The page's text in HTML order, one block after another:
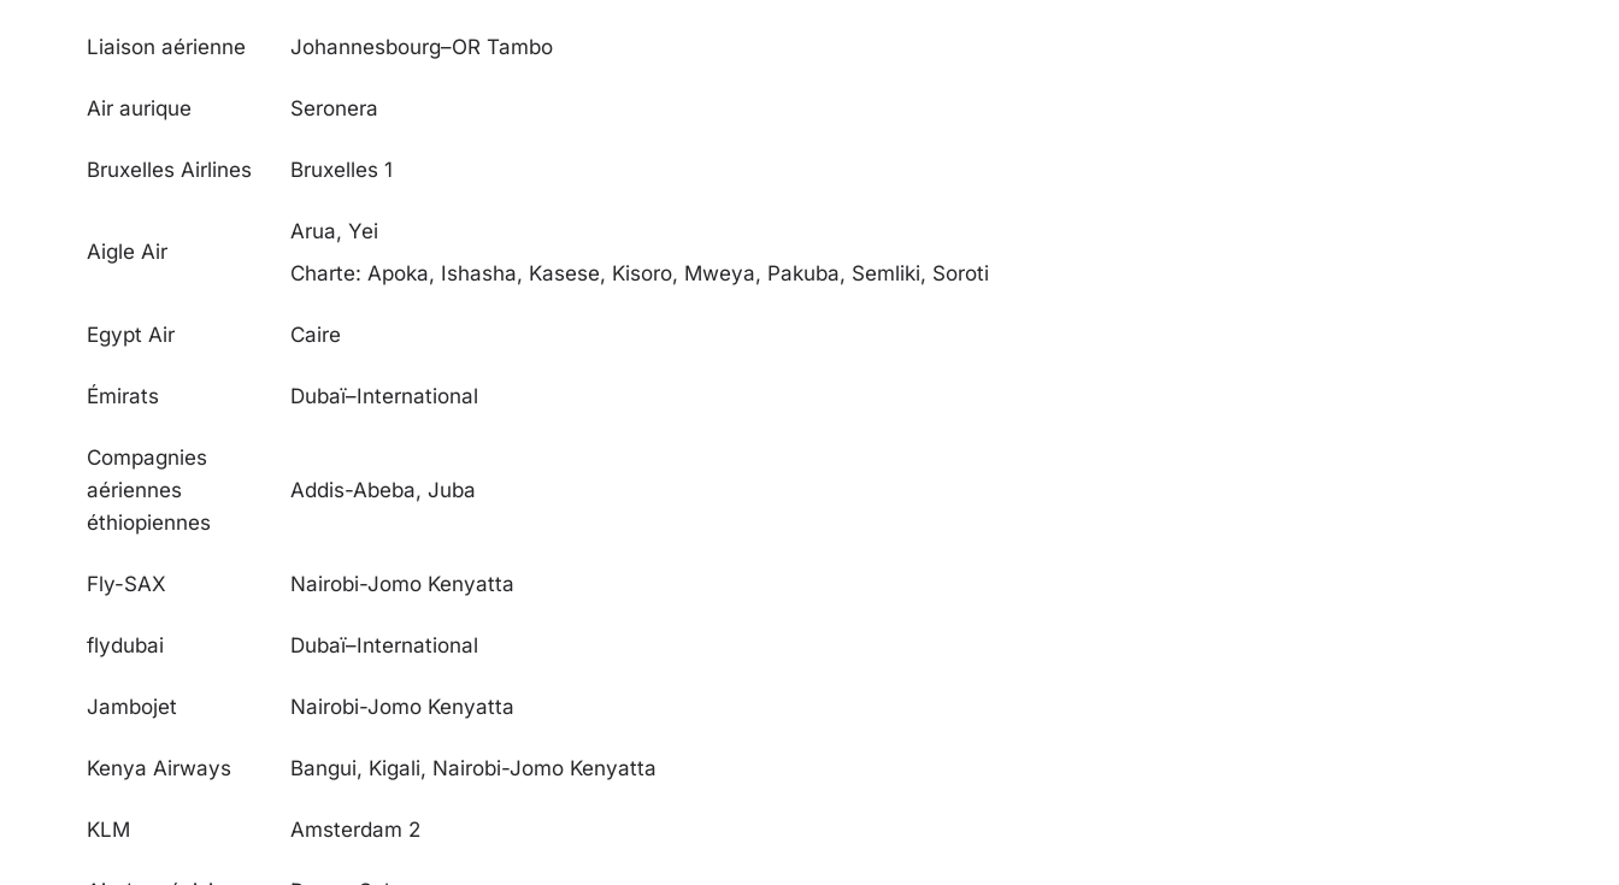
Liaison aérienne Johannesbourg–OR Tambo
Air aurique Seronera
Bruxelles Airlines Bruxelles 1
Aigle Air
Arua, Yei
Charte: Apoka, Ishasha, Kasese, Kisoro, Mweya, Pakuba, Semliki, Soroti
Egypt Air Caire
Émirats Dubaï–International
Compagnies
aériennes
éthiopiennes
Addis-Abeba, Juba
Fly-SAX Nairobi-Jomo Kenyatta
flydubai Dubaï–International
Jambojet Nairobi-Jomo Kenyatta
Kenya Airways Bangui, Kigali, Nairobi-Jomo Kenyatta
KLM Amsterdam 2